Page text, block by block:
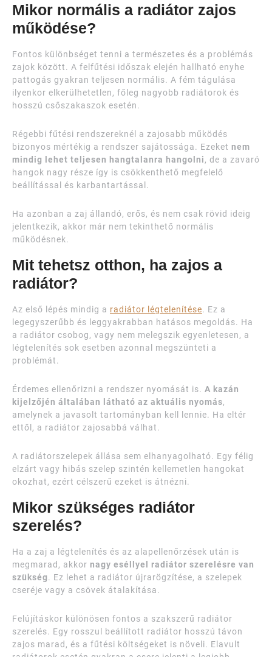
Mikor normális a radiátor zajos
működése?
Fontos különbséget tenni a természetes és a problémás
zajok között. A felfűtési időszak elején hallható enyhe
pattogás gyakran teljesen normális. A fém tágulása
ilyenkor elkerülhetetlen, főleg nagyobb radiátorok és
hosszú csőszakaszok esetén.
Régebbi fűtési rendszereknél a zajosabb működés
bizonyos mértékig a rendszer sajátossága. Ezeket nem
mindig lehet teljesen hangtalanra hangolni, de a zavaró
hangok nagy része így is csökkenthető megfelelő
beállítással és karbantartással.
Ha azonban a zaj állandó, erős, és nem csak rövid ideig
jelentkezik, akkor már nem tekinthető normális
működésnek.
Mit tehetsz otthon, ha zajos a
radiátor?
Az első lépés mindig a radiátor légtelenítése. Ez a
legegyszerűbb és leggyakrabban hatásos megoldás. Ha
a radiátor csobog, vagy nem melegszik egyenletesen, a
légtelenítés sok esetben azonnal megszünteti a
problémát.
Érdemes ellenőrizni a rendszer nyomását is. A kazán
kijelzőjén általában látható az aktuális nyomás,
amelynek a javasolt tartományban kell lennie. Ha eltér
ettől, a radiátor zajosabbá válhat.
A radiátorszelepek állása sem elhanyagolható. Egy félig
elzárt vagy hibás szelep szintén kellemetlen hangokat
okozhat, ezért célszerű ezeket is átnézni.
Mikor szükséges radiátor
szerelés?
Ha a zaj a légtelenítés és az alapellenőrzések után is
megmarad, akkor nagy eséllyel radiátor szerelésre van
szükség. Ez lehet a radiátor újrarögzítése, a szelepek
cseréje vagy a csövek átalakítása.
Felújításkor különösen fontos a szakszerű radiátor
szerelés. Egy rosszul beállított radiátor hosszú távon
zajos marad, és a fűtési költségeket is növeli. Elavult